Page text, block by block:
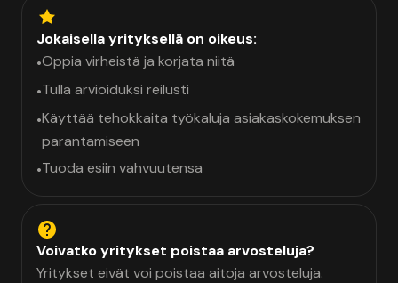
Jokaisella yrityksellä on oikeus:
•Oppia virheistä ja korjata niitä
•Tulla arvioiduksi reilusti
•Käyttää tehokkaita työkaluja asiakaskokemuksen
parantamiseen
•Tuoda esiin vahvuutensa
Voivatko yritykset poistaa arvosteluja?
Yritykset eivät voi poistaa aitoja arvosteluja.